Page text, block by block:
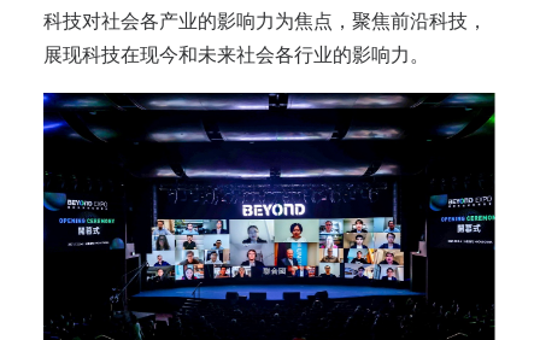
科技对社会各产业的影响力为焦点，聚焦前沿科技，
展现科技在现今和未来社会各行业的影响力。